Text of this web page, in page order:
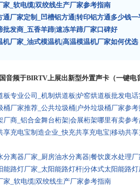
家_软电缆|双绞线生产厂家参考指南
通厂家定制_凹槽铝方通|转印铝方通多少钱一
批发商_五香羊蹄|速冻羊蹄厂家口碑好
机厂家_油式模温机|高温模温机厂家如何优选
音频于BIRTV上展出新型外置声卡（一键电
板专业公司_机制烘道板|炉窑烘道板批发电
桶厂家推荐_公共垃圾桶|户外垃圾桶厂家参考
厂商_铝合金舞台桁架|会展桁架哪里有卖参考
享充电宝制造企业_快充共享充电宝|移动共
分离器厂家_厨房油水分离器|餐饮废水处理
能路灯厂家_太阳能路灯杆|分体式太阳能路
家_软电缆|双绞线生产厂家参考指南